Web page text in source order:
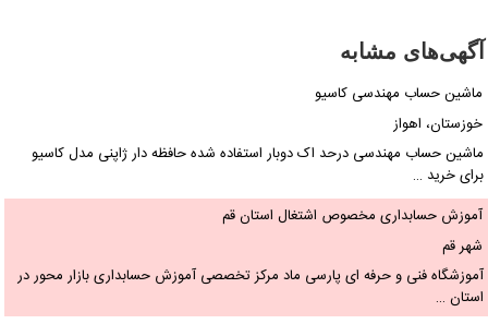
مشابه
حساب مهندسی کاسیو
اهواز
حساب مهندسی درحد اک دوبار استفاده شده حافظه دار ژاپنی مدل کاسیو
خرید …
حسابداری مخصوص اشتغال استان قم
قم
فنی و حرفه ای پارسی ماد مرکز تخصصی آموزش حسابداری بازار محور در
…